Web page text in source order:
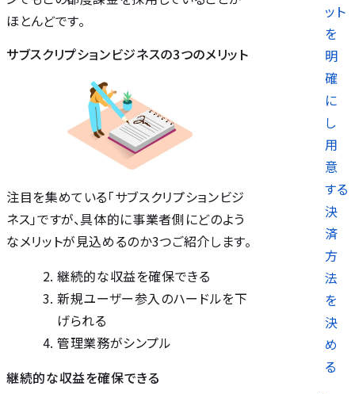
ット
を
明
確
に
し
用
意
する
決
済
方
法
を
決
め
る
ほとんどです。
サブスクリプションビジネスの3つのメリット
注目を集めている「サブスクリプションビジ
ネス」ですが、具体的に事業者側にどのよう
なメリットが見込めるのか3つご紹介します。
継続的な収益を確保できる
新規ユーザー参入のハードルを下
げられる
管理業務がシンプル
継続的な収益を確保できる